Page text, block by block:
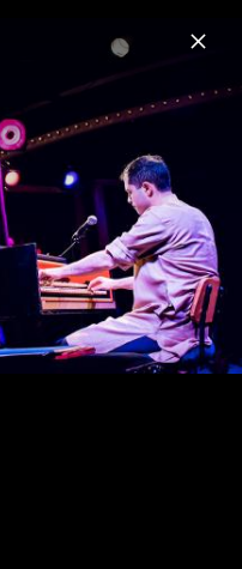
Menu
Fotos Biografie